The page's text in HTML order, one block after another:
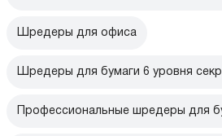
Шредеры для офиса
Шредеры для бумаги 6 уровня
Профессиональные шредеры для